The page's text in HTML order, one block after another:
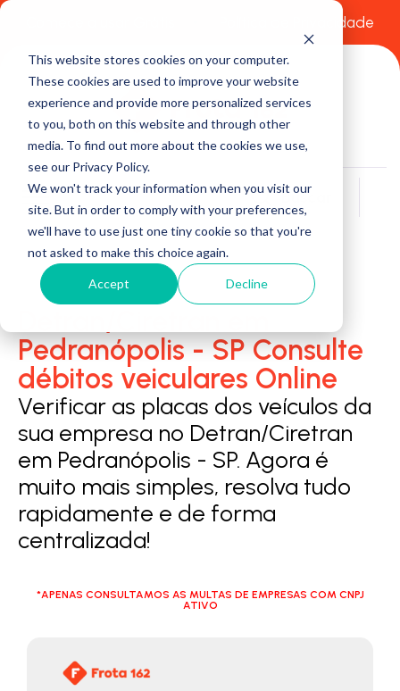
This website stores cookies on your computer.
These cookies are used to improve your website
experience and provide more personalized services
to you, both on this website and through other
media. To find out more about the cookies we use,
see our Privacy Policy.
We won't track your information when you visit our
site. But in order to comply with your preferences,
we'll have to use just one tiny cookie so that you're
not asked to make this choice again.
Accept Decline
Política de Privacidade
Buscar
Pedranópolis - SP Consulte
débitos veiculares Online
Verificar as placas dos veículos da
sua empresa no Detran/Ciretran
em Pedranópolis - SP. Agora é
muito mais simples, resolva tudo
rapidamente e de forma
centralizada!
*APENAS CONSULTAMOS AS MULTAS DE EMPRESAS COM CNPJ
ATIVO